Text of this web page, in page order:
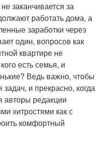
заканчивается за
работать дома, а
заработки через
один, вопросов как
квартире не
есть семья, и
Ведь важно, чтобы
и прекрасно, когда
авторы редакции
хитростями как с
комфортный